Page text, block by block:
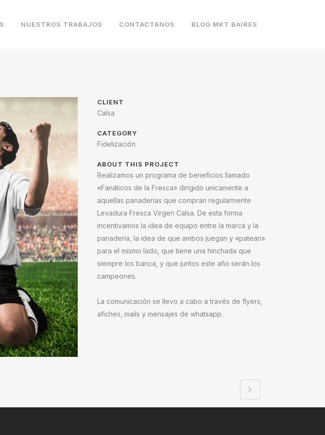
NUESTROS TRABAJOS CONTACTANOS BLOG MKT BAIRES
CLIENT
Calsa
CATEGORY
Fidelización
ABOUT THIS PROJECT
Realizamos un programa de beneficios llamado
«Fanáticos de la Fresca» dirigido unicamente a
aquellas panaderías que compran regularmente
Levadura Fresca Virgen Calsa. De esta forma
incentivamos la idea de equipo entre la marca y la
panadería, la idea de que ambos juegan y «patean»
para el mismo lado, que tiene una hinchada que
siempre los banca, y que juntos este año serán los
campeones.
La comunicación se llevo a cabo a través de flyers,
afiches, mails y mensajes de whatsapp.